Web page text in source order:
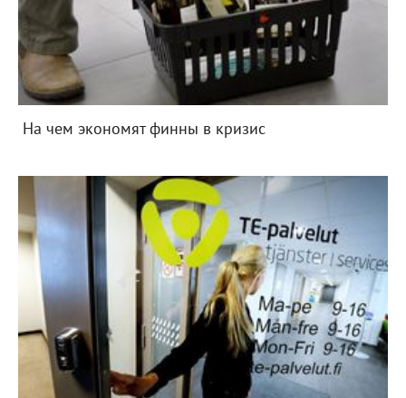
На чем экономят финны в кризис